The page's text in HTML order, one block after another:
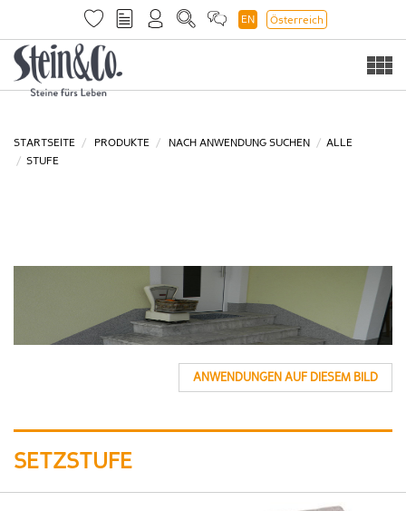
EN Österreich
STARTSEITE PRODUKTE NACH ANWENDUNG SUCHEN
ALLE
STUFE
ANWENDUNGEN AUF DIESEM BILD
SETZSTUFE